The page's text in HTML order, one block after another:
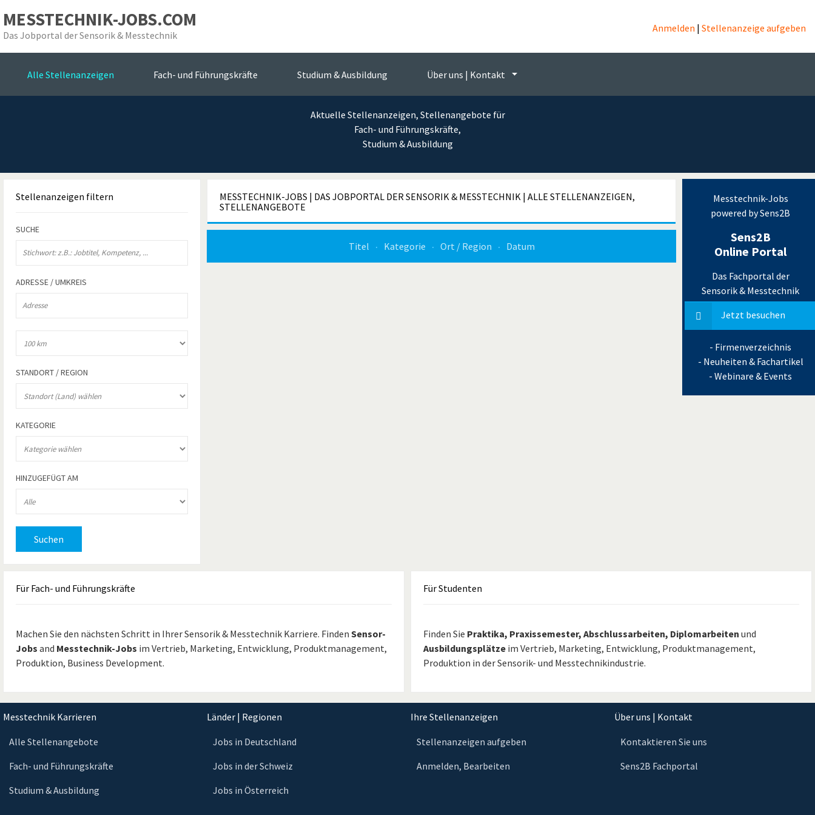
MESSTECHNIK-JOBS.COM
Das Jobportal der Sensorik & Messtechnik
Anmelden | Stellenanzeige aufgeben
Alle Stellenanzeigen Fach- und Führungskräfte Studium & Ausbildung Über uns | Kontakt
die Jobbörse der Sensorik und Messtechnik
Aktuelle Stellenanzeigen, Stellenangebote für
Fach- und Führungskräfte,
Studium & Ausbildung
MESSTECHNIK-JOBS | DAS JOBPORTAL DER SENSORIK & MESSTECHNIK | ALLE STELLENANZEIGEN,
STELLENANGEBOTE
Titel Kategorie Ort / Region Datum
Stellenanzeigen filtern
SUCHE
ADRESSE / UMKREIS
STANDORT / REGION
KATEGORIE
HINZUGEFÜGT AM
Suchen
Messtechnik-Jobs
powered by Sens2B
Sens2B
Online Portal
Das Fachportal der
Sensorik & Messtechnik
Jetzt besuchen
- Firmenverzeichnis
- Neuheiten & Fachartikel
- Webinare & Events
Für Fach- und Führungskräfte
Machen Sie den nächsten Schritt in Ihrer Sensorik & Messtechnik Karriere. Finden Sensor-
Jobs and Messtechnik-Jobs im Vertrieb, Marketing, Entwicklung, Produktmanagement,
Produktion, Business Development.
FürStudenten
Finden Sie Praktika, Praxissemester, Abschlussarbeiten, Diplomarbeiten und
Ausbildungsplätze im Vertrieb, Marketing, Entwicklung, Produktmanagement,
Produktion in der Sensorik- und Messtechnikindustrie.
Messtechnik Karrieren
Alle Stellenangebote
Fach- und Führungskräfte
Studium & Ausbildung
Länder | Regionen
Jobs in Deutschland
Jobs in der Schweiz
Jobs in Österreich
Ihre Stellenanzeigen
Stellenanzeigen aufgeben
Anmelden, Bearbeiten
Über uns | Kontakt
Kontaktieren Sie uns
Sens2B Fachportal